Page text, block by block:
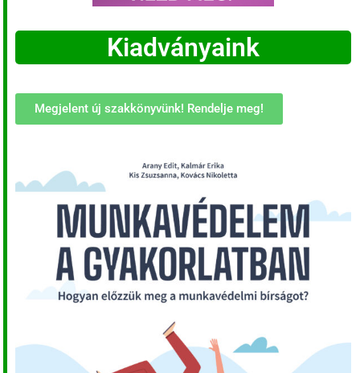
Kiadványaink
Megjelent új szakkönyvünk! Rendelje meg!